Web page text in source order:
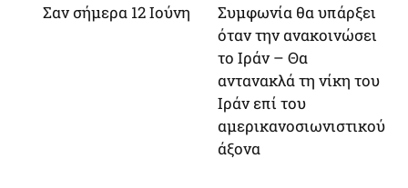
Σαν σήμερα 12 Ιούνη
Συμφωνία θα υπάρξει
όταν την ανακοινώσει
το Ιράν – Θα
αντανακλά τη νίκη του
Ιράν επί του
αμερικανοσιωνιστικού
άξονα